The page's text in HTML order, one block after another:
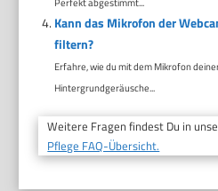
Kann das Mikrofon der
filtern?
Erfahre, wie du mit dem Mikrofon
Hintergrundgeräusche...
Weitere Fragen findest Du in
Pflege FAQ-Übersicht.